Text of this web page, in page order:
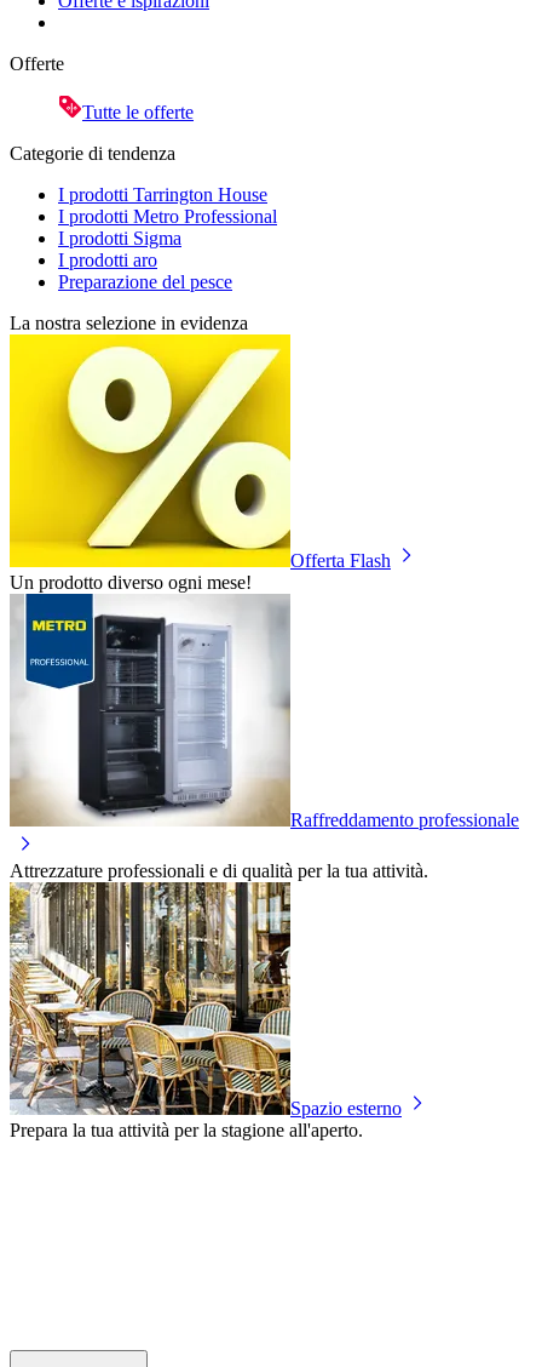
Offerte
Tutte le offerte
Categorie di tendenza
I prodotti Tarrington House
I prodotti Metro Professional
I prodotti Sigma
I prodotti aro
Preparazione del pesce
La nostra selezione in evidenza
Offerta Flash
Un prodotto diverso ogni mese!
Raffreddamento professionale
Attrezzature professionali e di qualità per la tua attività.
Spazio esterno
Prepara la tua attività per la stagione all'aperto.